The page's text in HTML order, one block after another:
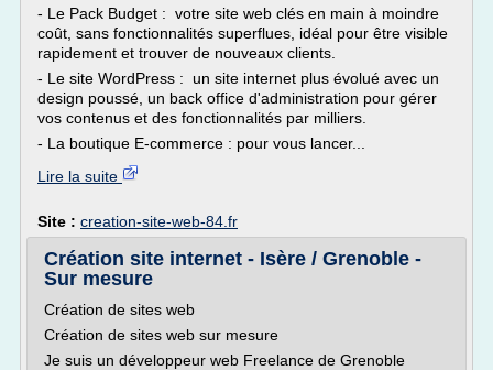
- Le Pack Budget : votre site web clés en main à moindre
coût, sans fonctionnalités superflues, idéal pour être visible
rapidement et trouver de nouveaux clients.
- Le site WordPress : un site internet plus évolué avec un
design poussé, un back office d'administration pour gérer
vos contenus et des fonctionnalités par milliers.
- La boutique E-commerce : pour vous lancer...
Lire la suite
Site : creation-site-web-84.fr
Création site internet - Isère / Grenoble -
Sur mesure
Création de sites web
Création de sites web sur mesure
Je suis un développeur web Freelance de Grenoble